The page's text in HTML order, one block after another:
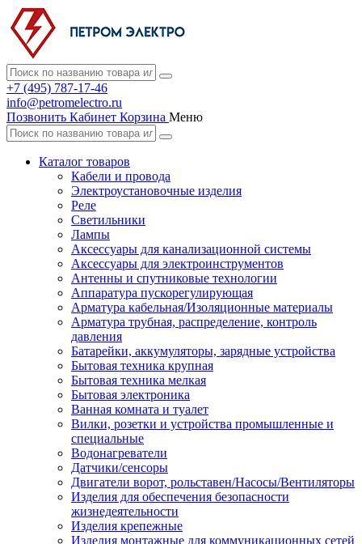
+7 (495) 787-17-46
info@petromelectro.ru
Позвонить Кабинет Корзина Меню
Каталог товаров
Кабели и провода
Электроустановочные изделия
Реле
Светильники
Лампы
Аксессуары для канализационной системы
Аксессуары для электроинструментов
Антенны и спутниковые технологии
Аппаратура пускорегулирующая
Арматура кабельная/Изоляционные материалы
Арматура трубная, распределение, контроль
давления
Батарейки, аккумуляторы, зарядные устройства
Бытовая техника крупная
Бытовая техника мелкая
Бытовая электроника
Ванная комната и туалет
Вилки, розетки и устройства промышленные и
специальные
Водонагреватели
Датчики/сенсоры
Двигатели ворот, рольставен/Насосы/Вентиляторы
Изделия для обеспечения безопасности
жизнедеятельности
Изделия крепежные
Изделия монтажные для коммуникационных сетей